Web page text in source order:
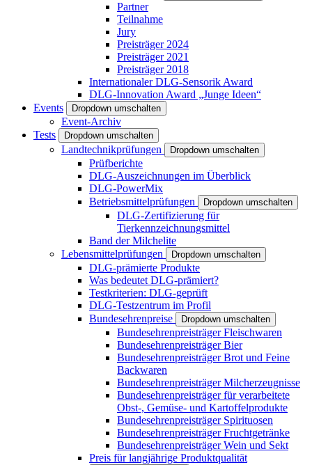
Partner
Teilnahme
Jury
Preisträger 2024
Preisträger 2021
Preisträger 2018
Internationaler DLG-Sensorik Award
DLG-Innovation Award „Junge Ideen“
Events
Dropdown umschalten
Event-Archiv
Tests
Dropdown umschalten
Landtechnikprüfungen Dropdown umschalten
Prüfberichte
DLG-Auszeichnungen im Überblick
DLG-PowerMix
Betriebsmittelprüfungen
Dropdown umschalten
DLG-Zertifizierung für
Tierkennzeichnungsmittel
Band der Milchelite
Lebensmittelprüfungen
Dropdown umschalten
DLG-prämierte Produkte
Was bedeutet DLG-prämiert?
Testkriterien: DLG-geprüft
DLG-Testzentrum im Profil
Bundesehrenpreise
Dropdown umschalten
Bundesehrenpreisträger Fleischwaren
Bundesehrenpreisträger Bier
Bundesehrenpreisträger Brot und Feine
Backwaren
Bundesehrenpreisträger Milcherzeugnisse
Bundesehrenpreisträger für verarbeitete
Obst-, Gemüse- und Kartoffelprodukte
Bundesehrenpreisträger Spirituosen
Bundesehrenpreisträger Fruchtgetränke
Bundesehrenpreisträger Wein und Sekt
Preis für langjährige Produktqualität